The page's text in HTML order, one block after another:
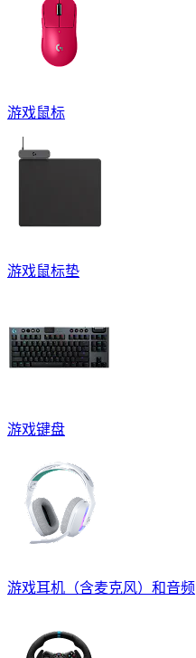
游戏鼠标
游戏鼠标垫
游戏键盘
游戏耳机（含麦克风）和音频